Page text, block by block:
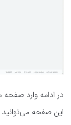
در ادامه وارد
این صفحه می‌توانید